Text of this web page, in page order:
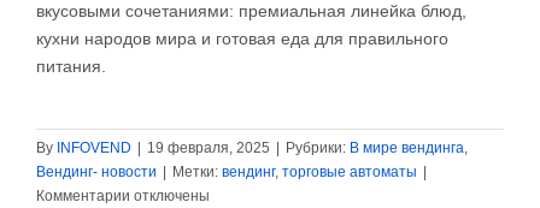
вкусовыми сочетаниями: премиальная линейка блюд,
кухни народов мира и готовая еда для правильного
питания.
By INFOVEND 19 февраля, 2025 Рубрики: В мире вендинга,
Вендинг- новости
Метки: вендинг, торговые автоматы
Комментарии котключены